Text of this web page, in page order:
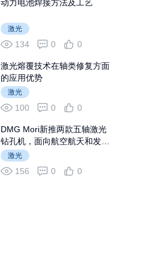
动力电池焊接方法及工艺
激光
134 0 0
激光熔覆技术在轴类修复方面
的应用优势
激光
100 0 0
DMG Mori新推两款五轴激光
钻孔机，面向航空航天和发电
行业
激光
156 0 0